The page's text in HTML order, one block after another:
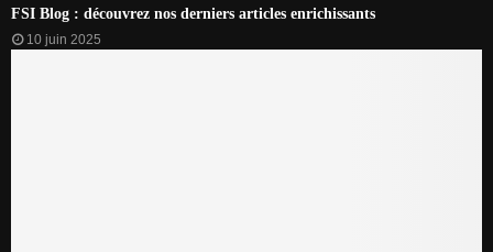
FSI Blog : découvrez nos derniers articles enrichissants
10 juin 2025